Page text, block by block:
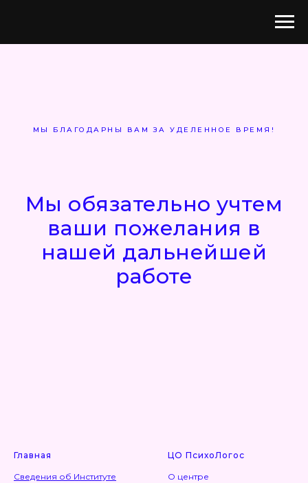
МЫ БЛАГОДАРНЫ ВАМ ЗА УДЕЛЕННОЕ ВРЕМЯ!
Мы обязательно учтем
ваши пожелания в
нашей дальнейшей
работе
Главная
Сведения об Институте
ЦО ПсихоЛогос
О центре